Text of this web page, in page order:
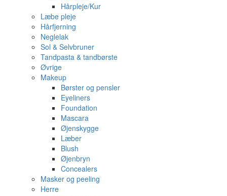
Hårpleje/Kur
Læbe pleje
Hårfjerning
Neglelak
Sol & Selvbruner
Tandpasta & tandbørste
Øvrige
Makeup
Børster og pensler
Eyeliners
Foundation
Mascara
Øjenskygge
Læber
Blush
Øjenbryn
Concealers
Masker og peeling
Herre